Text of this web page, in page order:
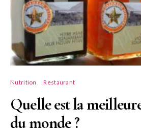
Nutrition Restaurant
Quelle est la
du monde ?